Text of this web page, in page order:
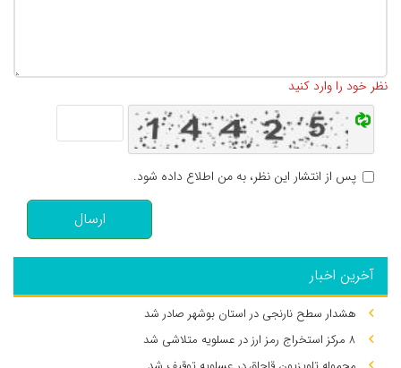
نظر خود را وارد کنید
پس از انتشار این نظر، به من اطلاع داده شود.
ارسال
آخرین اخبار
هشدار سطح نارنجی در استان بوشهر صادر شد
۸ مرکز استخراج رمز ارز در عسلویه متلاشی شد